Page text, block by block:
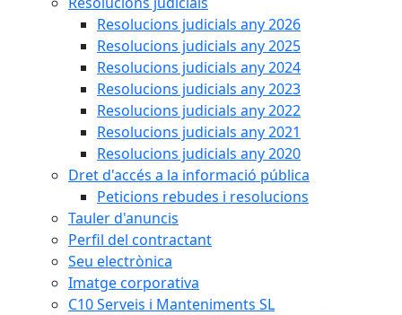
Resolucions judicials any 2026
Resolucions judicials any 2025
Resolucions judicials any 2024
Resolucions judicials any 2023
Resolucions judicials any 2022
Resolucions judicials any 2021
Resolucions judicials any 2020
Dret d'accés a la informació pública
Peticions rebudes i resolucions
Tauler d'anuncis
Perfil del contractant
Seu electrònica
Imatge corporativa
C10 Serveis i Manteniments SL